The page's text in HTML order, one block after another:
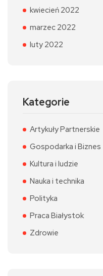
kwiecień 2022
marzec 2022
luty 2022
Kategorie
Artykuły Partnerskie
Gospodarka i Biznes
Kultura i ludzie
Nauka i technika
Polityka
Praca Białystok
Zdrowie